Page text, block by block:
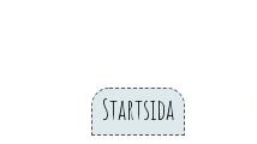
Startsida